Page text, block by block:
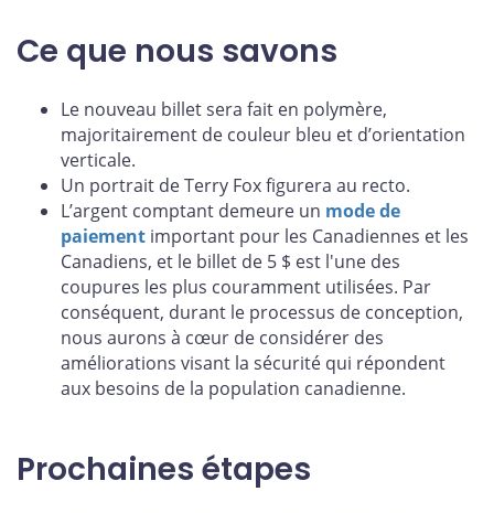
Ce que nous savons
Le nouveau billet sera fait en polymère,
majoritairement de couleur bleu et d’orientation
verticale.
Un portrait de Terry Fox figurera au recto.
L’argent comptant demeure un mode de
paiement important pour les Canadiennes et les
Canadiens, et le billet de 5 $ est l'une des
coupures les plus couramment utilisées. Par
conséquent, durant le processus de conception,
nous aurons à cœur de considérer des
améliorations visant la sécurité qui répondent
aux besoins de la population canadienne.
Prochaines étapes